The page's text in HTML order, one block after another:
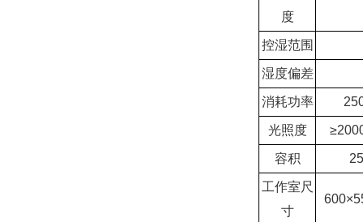
度
控湿范围
湿度偏差
消耗功率
光照度
容积
工作室尺
寸